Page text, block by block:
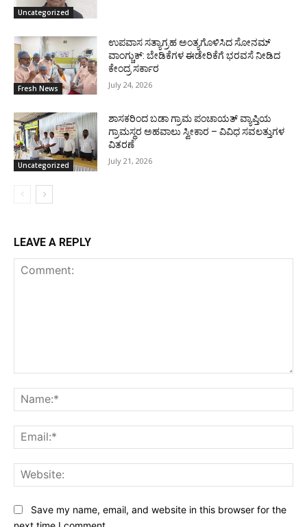
Uncategorized
Fresh News
ಉಪವಾಸ ಸತ್ಯಾಗ್ರಹ ಅಂತ್ಯಗೊಳಿಸಿದ ಸೋನಮ್
ವಾಂಗ್ಚುಕ್: ಬೇಡಿಕೆಗಳ ಈಡೇರಿಕೆಗೆ ಭರವಸೆ ನೀಡಿದ
ಕೇಂದ್ರ ಸರ್ಕಾರ
July 24, 2026
Uncategorized
ಶಾಸಕರಿಂದ ಬಡಾ ಗ್ರಾಮ ಪಂಚಾಯತ್ ವ್ಯಾಪ್ತಿಯ
ಗ್ರಾಮಸ್ಥರ ಅಹವಾಲು ಸ್ವೀಕಾರ – ವಿವಿಧ ಸವಲತ್ತುಗಳ
ವಿತರಣೆ
July 21, 2026
LEAVE A REPLY
Save my name, email, and website in this browser for the